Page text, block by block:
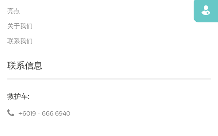
亮点
关于我们
联系我们
联系信息
救护车:
+6019 - 666 6940
寻找